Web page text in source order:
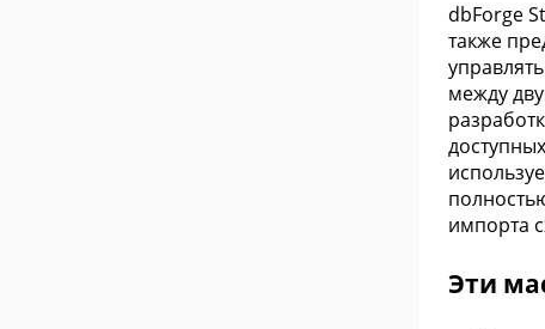
dbForge
также
между
импорта
Эти